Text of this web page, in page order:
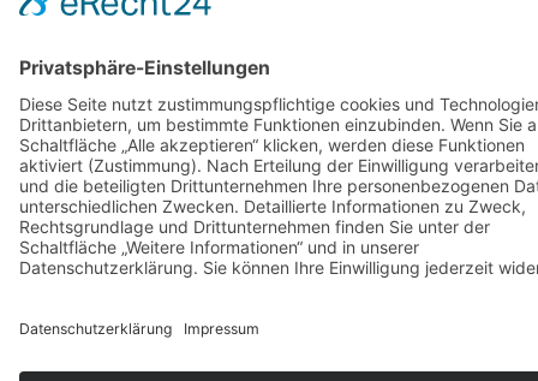
© Copyright 2023 - Orthopädie Wurst
Kontakt Impressum Datenschutzerklärung
Diese Website ist mit viel ❤ von werbekueche.com